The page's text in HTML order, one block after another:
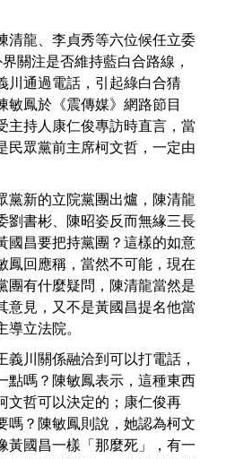
清龍、李貞秀等六位候任立委
關注是否維持藍白合路線，
川通過電話，引起綠白合猜
敏鳳於《震傳媒》網路節目
主持人康仁俊專訪時直言，當
民眾黨前主席柯文哲，一定由
黨新的立院黨團出爐，陳清龍
劉書彬、陳昭姿反而無緣三長
國昌要把持黨團？這樣的如意
鳳回應稱，當然不可能，現在
團有什麼疑問，陳清龍當然是
意見，又不是黃國昌提名他當
導立法院。
義川關係融洽到可以打電話，
點嗎？陳敏鳳表示，這種東西
文哲可以決定的；康仁俊再
嗎？陳敏鳳則說，她認為柯文
黃國昌一樣「那麼死」，有一